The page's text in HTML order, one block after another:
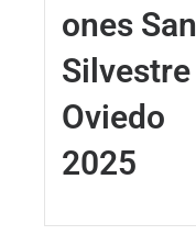
ones San
Silvestre
Oviedo
2025